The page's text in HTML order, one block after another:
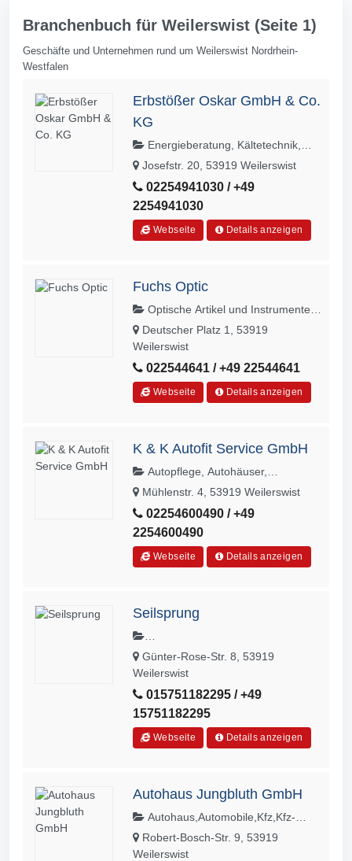
Branchenbuch für Weilerswist (Seite 1)
Geschäfte und Unternehmen rund um Weilerswist Nordrhein-
Westfalen
Erbstößer Oskar GmbH & Co.
KG
Energieberatung, Kältetechnik,
Haustechnik, Kundendienste, ,
Bäder, Handwerk, Sanitär,
Solartechnik, Wärmetechnik,
Heizungs- und Lüftungsbau
Josefstr. 20, 53919 Weilerswist
02254941030 / +49
2254941030
Webseite Details anzeigen
Fuchs Optic
Optische Artikel und Instrumente,
Augenoptik
Deutscher Platz 1, 53919
Weilerswist
022544641 / +49 22544641
Webseite Details anzeigen
K & K Autofit Service GmbH
Autopflege, Autohäuser,
Automobile, Autoteile,
Mühlenstr. 4, 53919 Weilerswist
02254600490 / +49
2254600490
Webseite Details anzeigen
Seilsprung
Fitnesskurs,Fitnessstudio,Krafttrainin
g,Sportstudio,Fitnesscenter
Günter-Rose-Str. 8, 53919
Weilerswist
015751182295 / +49
15751182295
Webseite Details anzeigen
Autohaus Jungbluth GmbH
Autohaus,Automobile,Kfz,Kfz-
Reparaturen,Klimaservice,Neuwagen,
Reifenwechsel,Reparaturen,Suzuki,S
Robert-Bosch-Str. 9, 53919
Weilerswist